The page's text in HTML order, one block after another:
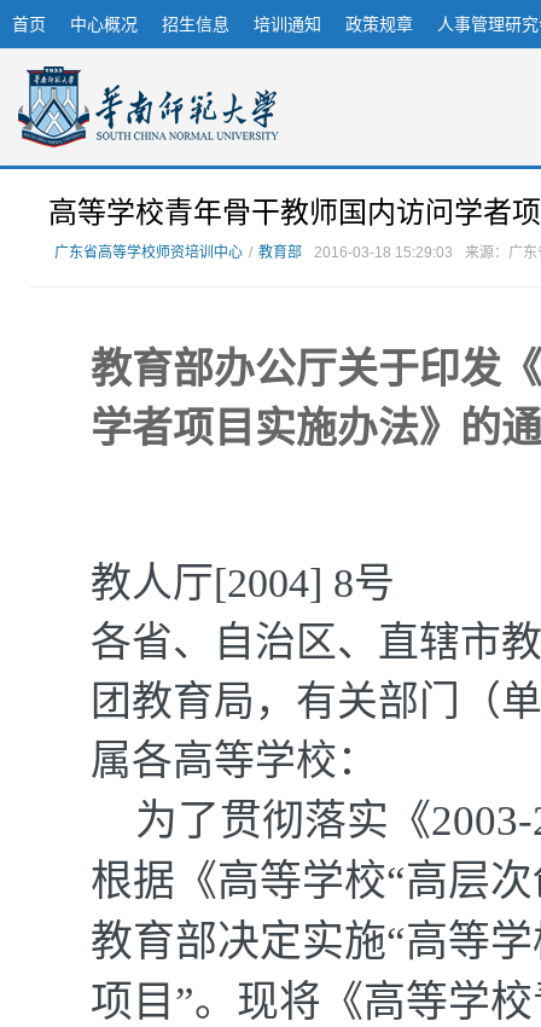
首页 中心概况 招生信息 培训通知 政策规章 人事管理研
高等学校青年骨干教师国内访问学者
广东省高等学校师资培训中心 / 教育部 2016-03-18 15:29:03 来源：广
教育部办公厅关于印发
学者项目实施办法》的
教人厅[2004] 8号
各省、自治区、直辖市
团教育局，有关部门（
属各高等学校：
为了贯彻落实《
根据《高等学校“高层
教育部决定实施“高等
项目”。现将《高等学